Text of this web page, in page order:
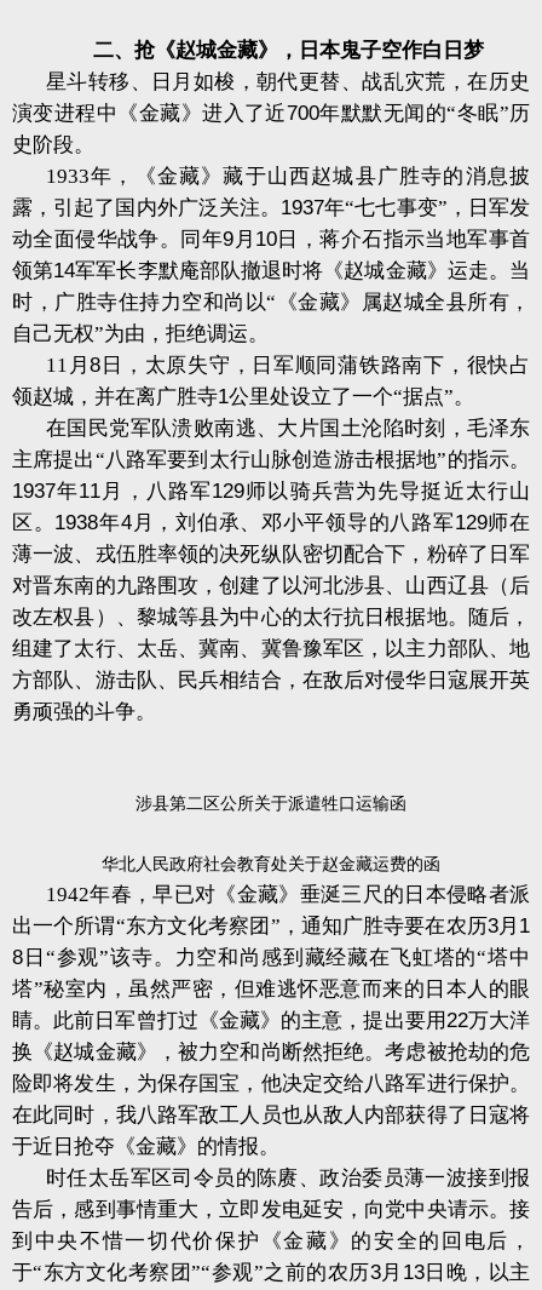
二、抢《赵城金藏》，日本鬼子空作白日梦
星斗转移、日月如梭，朝代更替、战乱灾荒，在历史
演变进程中《金藏》进入了近700年默默无闻的“冬眠”历
史阶段。
1933年，《金藏》藏于山西赵城县广胜寺的消息披
露，引起了国内外广泛关注。 1937年“七七事变”，日军发
动全面侵华战争。同年9 月 10 日，蒋介石指示当地军事首
领第14军军长李默庵部队撤退时将《赵城金藏》运走。当
时，广胜寺住持力空和尚以“《金藏》属赵城全县所有，
自己无权”为由，拒绝调运。
11 月8 日，太原失守，日军顺同蒲铁路南下，很快占
领赵城，并在离广胜寺1公里处设立了一个“据点”。
在国民党军队溃败南逃、大片国土沦陷时刻，毛泽东
主席提出“八路军要到太行山脉创造游击根据地”的指示。
1937年11 月，八路军129师以骑兵营为先导挺近太行山
区。 1938年4月，刘伯承、邓小平领导的八路军129师在
薄一波、戎伍胜率领的决死纵队密切配合下，粉碎了日军
对晋东南的九路围攻，创建了以河北涉县、山西辽县（后
改左权县）、黎城等县为中心的太行抗日根据地。随后，
组建了太行、太岳、冀南、冀鲁豫军区，以主力部队、地
方部队、游击队、民兵相结合，在敌后对侵华日寇展开英
勇顽强的斗争。
涉县第二区公所关于派遣牲口运输函
华北人民政府社会教育处关于赵金藏运费的函
1942年春，早已对《金藏》垂涎三尺的日本侵略者派
出一个所谓“东方文化考察团”，通知广胜寺要在农历3月 1
8 日“参观”该寺。力空和尚感到藏经藏在飞虹塔的“塔中
塔”秘室内，虽然严密，但难逃怀恶意而来的日本人的眼
睛。此前日军曾打过《金藏》的主意，提出要用22万大洋
换《赵城金藏》，被力空和尚断然拒绝。考虑被抢劫的危
险即将发生，为保存国宝，他决定交给八路军进行保护。
在此同时，我八路军敌工人员也从敌人内部获得了日寇将
于近日抢夺《金藏》的情报。
时任太岳军区司令员的陈赓、政治委员薄一波接到报
告后，感到事情重大，立即发电延安，向党中央请示。接
到中央不惜一切代价保护《金藏》的安全的回电后，
于“东方文化考察团”“参观”之前的农历3月 13日晚，以主